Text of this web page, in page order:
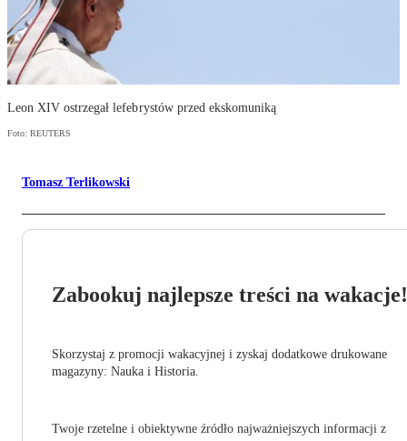
Leon XIV ostrzegał lefebrystów przed ekskomuniką
Foto: REUTERS
Tomasz Terlikowski
Zabookuj najlepsze treści na wakacje!
Skorzystaj z promocji wakacyjnej i zyskaj dodatkowe drukowane
magazyny: Nauka i Historia.
Twoje rzetelne i obiektywne źródło najważniejszych informacji z